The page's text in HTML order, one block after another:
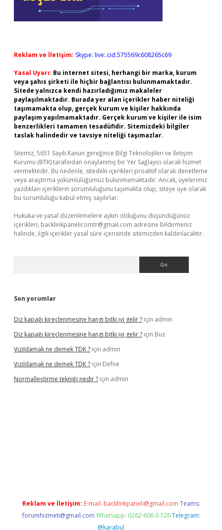
Reklam ve İletişim: Skype: live:.cid.575569c608265c69
Yasal Uyarı: Bu internet sitesi, herhangi bir marka, kurum
veya şahıs şirketi ile hiçbir bağlantısı bulunmamaktadır.
Sitede yalnızca kendi hazırladığımız makaleler
paylaşılmaktadır. Burada yer alan içerikler haber niteliği
taşımamakta olup, gerçek kurum ve kişiler hakkında
paylaşım yapılmamaktadır. Gerçek kurum ve kişiler ile isim
benzerlikleri tamamen tesadüfidir. Sitemizdeki bilgiler
taslak halindedir ve tavsiye niteliği taşımazlar.
Sitemiz, 5651 Sayılı Kanun gereğince Bilgi Teknolojileri ve İletişim
Kurumu (BTK) tarafından onaylanmış bir Yer Sağlayıcı olarak hizmet
vermektedir. Bu nedenle, sitedeki içerikleri proaktif olarak denetleme
veya araştırma yükümlülüğümüz bulunmamaktadır. Ancak, üyelerimiz
yazdıkları içeriklerin sorumluluğunu taşımakta olup, siteye üye olarak
bu sorumluluğu kabul etmiş sayılırlar.
Hukuka ve yasal düzenlemelere aykırı olduğunu düşündüğünüz
içerikleri, backlinkpanelicomtr@gmail.com adresine bildirmeniz
halinde, ilgili içerikler yasal süre içerisinde sitemizden kaldırılacaktır.
Son yorumlar
Diz kapağı kireçlenmesine hangi bitki iyi gelir ? için admin
Diz kapağı kireçlenmesine hangi bitki iyi gelir ? için Buz
Vızıldamak ne demek TDK ? için admin
Vızıldamak ne demek TDK ? için Defne
Normalleştirme tekniği nedir ? için admin
Reklam ve İletişim: E-mail: backlinkpaneli@gmail.com Teams:
forumhizmeti@gmail.com Whatsapp: 0262 606 0 726 Telegram:
@karabul